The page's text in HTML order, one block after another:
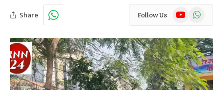
Share Follow Us YouTubeWhatsApp